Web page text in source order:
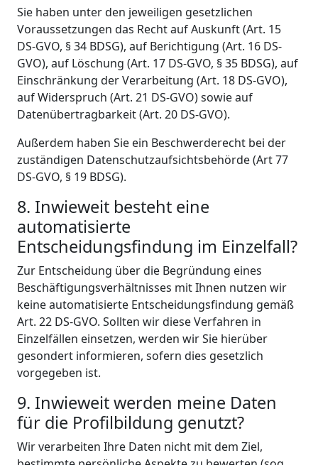
Sie haben unter den jeweiligen gesetzlichen
Voraussetzungen das Recht auf Auskunft (Art. 15
DS-GVO, § 34 BDSG), auf Berichtigung (Art. 16 DS-
GVO), auf Löschung (Art. 17 DS-GVO, § 35 BDSG), auf
Einschränkung der Verarbeitung (Art. 18 DS-GVO),
auf Widerspruch (Art. 21 DS-GVO) sowie auf
Datenübertragbarkeit (Art. 20 DS-GVO).
Außerdem haben Sie ein Beschwerderecht bei der
zuständigen Datenschutzaufsichtsbehörde (Art 77
DS-GVO, § 19 BDSG).
8. Inwieweit besteht eine
automatisierte
Entscheidungsfindung im Einzelfall?
Zur Entscheidung über die Begründung eines
Beschäftigungsverhältnisses mit Ihnen nutzen wir
keine automatisierte Entscheidungsfindung gemäß
Art. 22 DS-GVO. Sollten wir diese Verfahren in
Einzelfällen einsetzen, werden wir Sie hierüber
gesondert informieren, sofern dies gesetzlich
vorgegeben ist.
9. Inwieweit werden meine Daten
für die Profilbildung genutzt?
Wir verarbeiten Ihre Daten nicht mit dem Ziel,